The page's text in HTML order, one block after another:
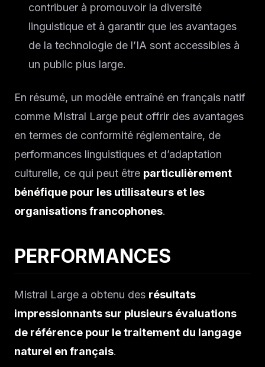
contribuer à promouvoir la diversité
linguistique et à garantir que les avantages
de la technologie de l’IA sont accessibles à
un public plus large.
En résumé, un modèle entraîné en français natif
comme Mistral Large peut offrir des avantages
en termes de conformité réglementaire, de
performances linguistiques et d’adaptation
culturelle, ce qui peut être particulièrement
bénéfique pour les utilisateurs et les
organisations francophones.
PERFORMANCES
Mistral Large a obtenu des résultats
impressionnants sur plusieurs évaluations
de référence pour le traitement du langage
naturel en français.